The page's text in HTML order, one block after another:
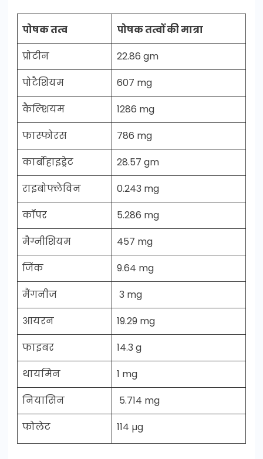
पोषक तत्व
पोषक तत्वों की मात्रा
प्रोटीन
22.86 gm
पोटैशियम
607 mg
कैल्शियम
1286 mg
फास्फोरस
786 mg
कार्बोहाइड्रेट
28.57 gm
राइबोफ्लेविन
0.243 mg
कॉपर
5.286 mg
मैग्नीशियम
457 mg
जिंक
9.64 mg
मैंगनीज
3 mg
आयरन
19.29 mg
फाइबर
14.3 g
थायमिन
1 mg
नियासिन
5.714 mg
फोलेट
114 µg